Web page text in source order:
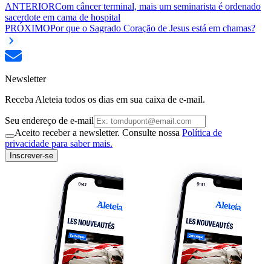
ANTERIORCom câncer terminal, mais um seminarista é ordenado
sacerdote em cama de hospital
PRÓXIMOPor que o Sagrado Coração de Jesus está em chamas?
Newsletter
Receba Aleteia todos os dias em sua caixa de e-mail.
Seu endereço de e-mail
Aceito receber a newsletter. Consulte nossa Política de
privacidade para saber mais.
Inscrever-se